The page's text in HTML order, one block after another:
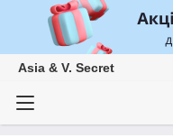
Asia & V. Secret